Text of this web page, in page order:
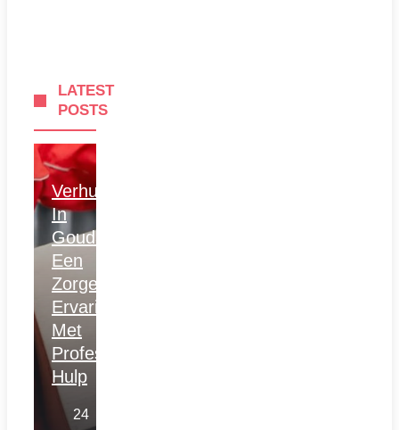
LATEST
POSTS
Verhuizen
In
Gouda:
Een
Zorgeloze
Ervaring
Met
Professionele
Hulp
24